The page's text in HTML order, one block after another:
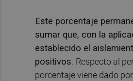
Este porcentaje
sumar que, con la
establecido el
positivos. Respecto al
porcentaje viene dado